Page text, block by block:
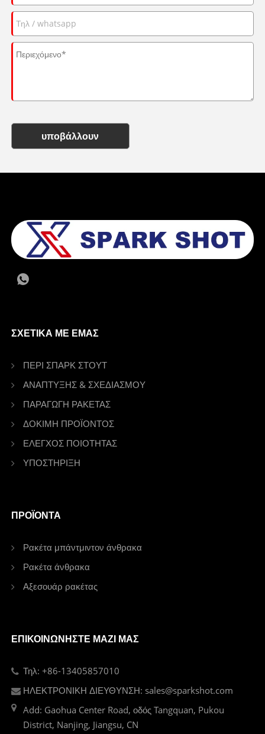
υποβάλλουν
ΣΧΕΤΙΚΆ ΜΕ ΕΜΆΣ
ΠΕΡΙ ΣΠΑΡΚ ΣΤΟΥΤ
ΑΝΑΠΤΥΞΗΣ & ΣΧΕΔΙΑΣΜΟΥ
ΠΑΡΑΓΩΓΗ ΡΑΚΕΤΑΣ
ΔΟΚΙΜΗ ΠΡΟΪΟΝΤΟΣ
ΕΛΕΓΧΟΣ ΠΟΙΟΤΗΤΑΣ
ΥΠΟΣΤΗΡΙΞΗ
ΠΡΟΪΌΝΤΑ
Ρακέτα μπάντμιντον άνθρακα
Ρακέτα άνθρακα
Αξεσουάρ ρακέτας
ΕΠΙΚΟΙΝΩΝΉΣΤΕ ΜΑΖΊ ΜΑΣ
Τηλ: +86-13405857010
ΗΛΕΚΤΡΟΝΙΚΗ ΔΙΕΥΘΥΝΣΗ: sales@sparkshot.com
Add: Gaohua Center Road, οδός Tangquan, Pukou
District, Nanjing, Jiangsu, CN